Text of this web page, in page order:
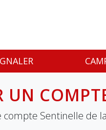
UN
compte Sentinelle de